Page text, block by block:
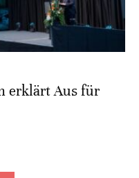
erklärt Aus für